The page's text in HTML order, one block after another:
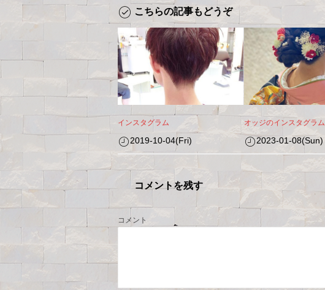
こちらの記事もどうぞ
インスタグラム
2019-10-04(Fri)
オッジのインスタグラム
2023-01-08(Sun)
コメントを残す
コメント